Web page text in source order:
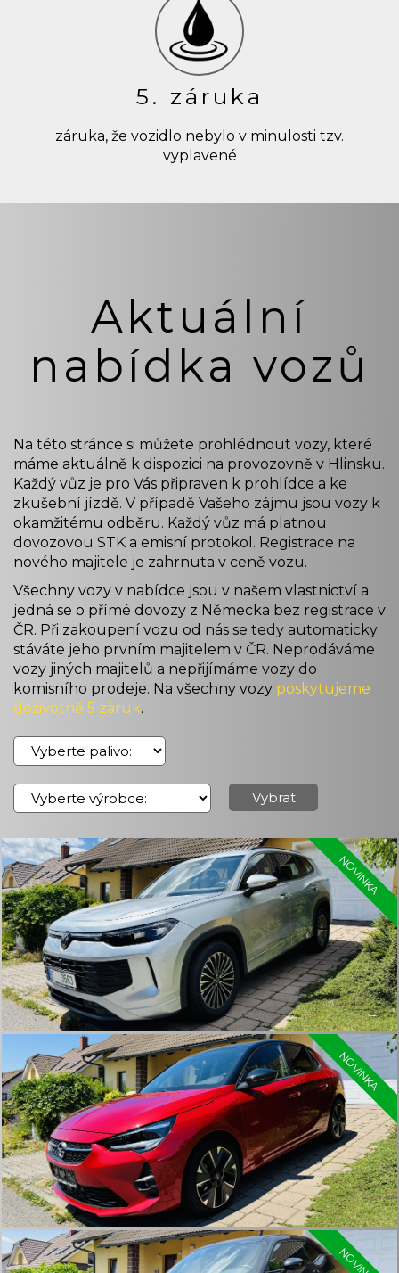
5. záruka
záruka, že vozidlo nebylo v minulosti tzv.
vyplavené
Aktuální
nabídka vozů
Na této stránce si můžete prohlédnout vozy, které
máme aktuálně k dispozici na provozovně v Hlinsku.
Každý vůz je pro Vás připraven k prohlídce a ke
zkušební jízdě. V případě Vašeho zájmu jsou vozy k
okamžitému odběru. Každý vůz má platnou
dovozovou STK a emisní protokol. Registrace na
nového majitele je zahrnuta v ceně vozu.
Všechny vozy v nabídce jsou v našem vlastnictví a
jedná se o přímé dovozy z Německa bez registrace v
ČR. Při zakoupení vozu od nás se tedy automaticky
stáváte jeho prvním majitelem v ČR. Neprodáváme
vozy jiných majitelů a nepřijímáme vozy do
komisního prodeje. Na všechny vozy poskytujeme
doživotně 5 záruk.
NOVINKA
NOVINKA